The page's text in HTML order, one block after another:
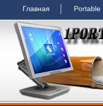
Главная Portable